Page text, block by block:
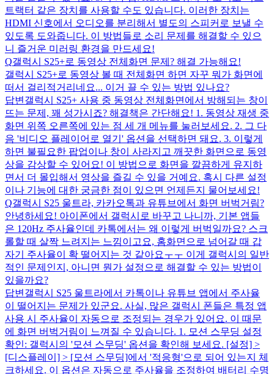
트랙터 같은 장치를 사용할 수도 있습니다. 이러한 장치는
HDMI 신호에서 오디오를 분리해서 별도의 스피커로 보낼 수
있도록 도와줍니다. 이 방법들로 소리 문제를 해결할 수 있으
니 즐거운 미러링 환경을 만드세요!
Q갤럭시 S25+로 동영상 전체화면 문제? 해결 가능해요!
갤럭시 S25+로 동영상 볼 때 전체화면 하면 자꾸 뭐가 화면에
떠서 걸리적거리네요... 이거 끌 수 있는 방법 있나요?
답변 갤럭시 S25+ 사용 중 동영상 전체화면에서 방해되는 창이
뜨는 문제, 꽤 성가시죠? 해결책은 간단해요! 1. 동영상 재생 중
화면 위쪽 오른쪽에 있는 점 세 개 메뉴를 눌러보세요. 2. 그 다
음 '비디오 플레이어로 열기' 옵션을 선택하면 돼요. 3. 이렇게
하면 불필요한 팝업이나 창이 사라지고 깨끗한 화면으로 동영
상을 감상할 수 있어요! 이 방법으로 화면을 깔끔하게 유지하
면서 더 몰입해서 영상을 즐길 수 있을 거예요. 혹시 다른 설정
이나 기능에 대한 궁금한 점이 있으면 언제든지 물어보세요!
Q갤럭시 S25 울트라, 카카오톡과 유튜브에서 화면 버벅거림?
안녕하세요! 아이폰에서 갤럭시로 바꾸고 나니까, 기본 앱들
은 120Hz 주사율인데 카톡에서는 왜 이렇게 버벅일까요? 스크
롤할 때 살짝 느려지는 느낌이고요, 홈화면으로 넘어갈 때 갑
자기 주사율이 확 떨어지는 것 같아요ㅜㅜ 이게 갤럭시의 일반
적인 문제인지, 아니면 뭔가 설정으로 해결할 수 있는 방법이
있을까요?
답변 갤럭시 S25 울트라에서 카톡이나 유튜브 앱에서 주사율
이 떨어지는 문제가 있군요. 사실, 많은 갤럭시 폰들은 특정 앱
사용 시 주사율이 자동으로 조정되는 경우가 있어요. 이 때문
에 화면 버벅거림이 느껴질 수 있습니다. 1. 모션 스무딩 설정
확인: 갤럭시의 '모션 스무딩' 옵션을 확인해 보세요. [설정] >
[디스플레이] > [모션 스무딩]에서 '적응형'으로 되어 있는지 체
크하세요. 이 옵션은 자동으로 주사율을 조정하여 배터리 수명